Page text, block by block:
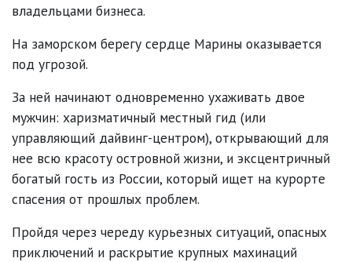
владельцами бизнеса.
На заморском берегу сердце Марины оказывается
под угрозой.
За ней начинают одновременно ухаживать двое
мужчин: харизматичный местный гид (или
управляющий дайвинг-центром), открывающий для
нее всю красоту островной жизни, и эксцентричный
богатый гость из России, который ищет на курорте
спасения от прошлых проблем.
Пройдя через череду курьезных ситуаций, опасных
приключений и раскрытие крупных махинаций